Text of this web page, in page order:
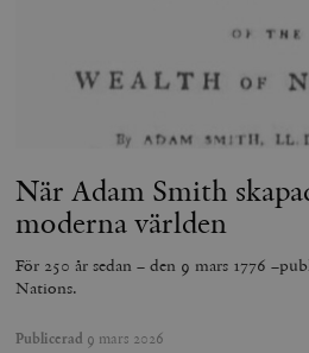
När Adam Smith
moderna världen
För 250 år sedan – den 9 mars 1776
Nations.
Publicerad 9 mars 2026